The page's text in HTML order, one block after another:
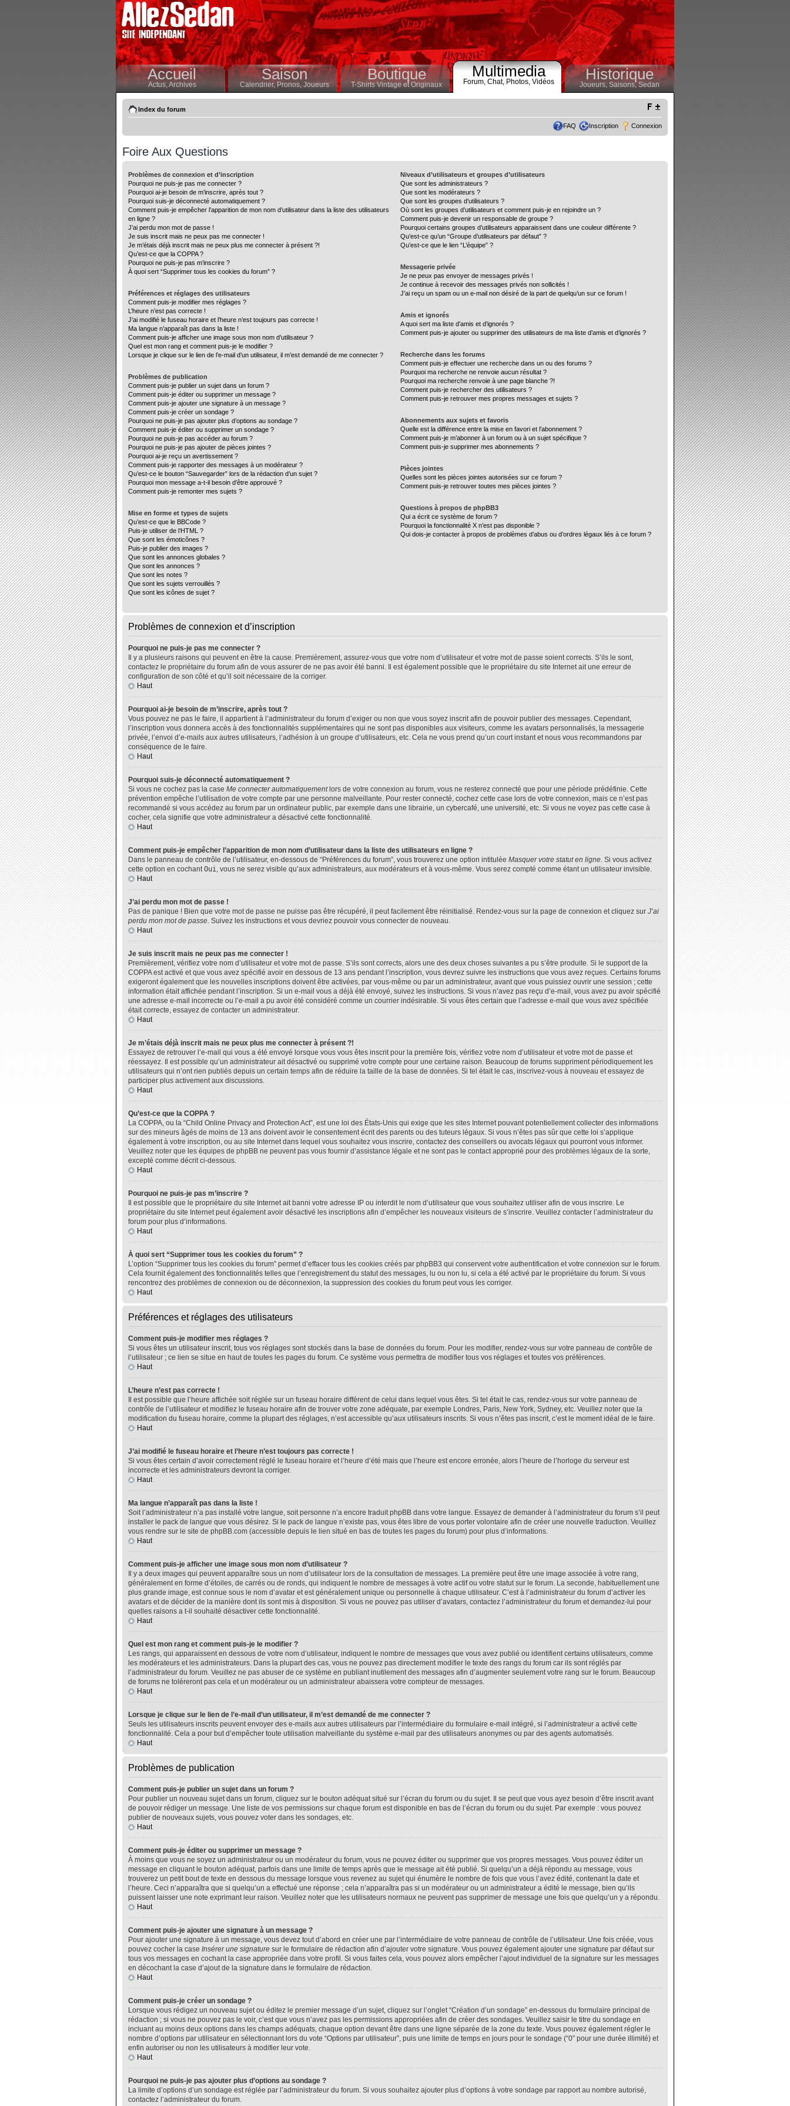
Accueil
Actus,Archives
Saison
Calendrier,Pronos, Joueurs
Boutique
T-Shirts Vintage et Originaux
Multimedia
Forum, Chat, Photos, Vidéos Historique
Joueurs, Saisons,Sedan
Index du forum
FAQ Inscription Connexion
Foire Aux Questions
Problèmes de connexion et d’inscription
Pourquoi ne puis-je pas me connecter ?
Pourquoi ai-je besoin de m’inscrire, après tout ?
Pourquoi suis-je déconnecté automatiquement ?
Comment puis-je empêcher l’apparition de mon nom d’utilisateur dans la liste des utilisateurs
en ligne ?
J’ai perdu mon mot de passe !
Je suis inscrit mais ne peux pas me connecter !
Je m’étais déjà inscrit mais ne peux plus me connecter à présent ?!
Qu’est-ce que la COPPA ?
Pourquoi ne puis-je pas m’inscrire ?
À quoi sert “Supprimer tous les cookies du forum” ?
Préférences et réglages des utilisateurs
Comment puis-je modifier mes réglages ?
L’heure n’est pas correcte !
J’ai modifié le fuseau horaire et l’heure n’est toujours pas correcte !
Ma langue n’apparaît pas dans la liste !
Comment puis-je afficher une image sous mon nom d’utilisateur ?
Quel est mon rang et comment puis-je le modifier ?
Lorsque je clique sur le lien de l’e-mail d’un utilisateur, il m’est demandé de me connecter ?
Problèmes de publication
Comment puis-je publier un sujet dans un forum ?
Comment puis-je éditer ou supprimer un message ?
Comment puis-je ajouter une signature à un message ?
Comment puis-je créer un sondage ?
Pourquoi ne puis-je pas ajouter plus d’options au sondage ?
Comment puis-je éditer ou supprimer un sondage ?
Pourquoi ne puis-je pas accéder au forum ?
Pourquoi ne puis-je pas ajouter de pièces jointes ?
Pourquoi ai-je reçu un avertissement ?
Comment puis-je rapporter des messages à un modérateur ?
Qu’est-ce le bouton “Sauvegarder” lors de la rédaction d’un sujet ?
Pourquoi mon message a-t-il besoin d’être approuvé ?
Comment puis-je remonter mes sujets ?
Mise en forme et types de sujets
Qu’est-ce que le BBCode ?
Puis-je utiliser de l’HTML ?
Que sont les émoticônes ?
Puis-je publier des images ?
Que sont les annonces globales ?
Que sont les annonces ?
Que sont les notes ?
Que sont les sujets verrouillés ?
Que sont les icônes de sujet ?
Niveaux d’utilisateurs et groupes d’utilisateurs
Que sont les administrateurs ?
Que sont les modérateurs ?
Que sont les groupes d’utilisateurs ?
Où sont les groupes d’utilisateurs et comment puis-je en rejoindre un ?
Comment puis-je devenir un responsable de groupe ?
Pourquoi certains groupes d’utilisateurs apparaissent dans une couleur différente ?
Qu’est-ce qu’un “Groupe d’utilisateurs par défaut” ?
Qu’est-ce que le lien “L’équipe” ?
Messagerie privée
Je ne peux pas envoyer de messages privés !
Je continue à recevoir des messages privés non sollicités !
J’ai reçu un spam ou un e-mail non désiré de la part de quelqu’un sur ce forum !
Amis et ignorés
A quoi sert ma liste d’amis et d’ignorés ?
Comment puis-je ajouter ou supprimer des utilisateurs de ma liste d’amis et d’ignorés ?
Recherche dans les forums
Comment puis-je effectuer une recherche dans un ou des forums ?
Pourquoi ma recherche ne renvoie aucun résultat ?
Pourquoi ma recherche renvoie à une page blanche ?!
Comment puis-je rechercher des utilisateurs ?
Comment puis-je retrouver mes propres messages et sujets ?
Abonnements aux sujets et favoris
Quelle est la différence entre la mise en favori et l’abonnement ?
Comment puis-je m’abonner à un forum ou à un sujet spécifique ?
Comment puis-je supprimer mes abonnements ?
Pièces jointes
Quelles sont les pièces jointes autorisées sur ce forum ?
Comment puis-je retrouver toutes mes pièces jointes ?
Questions à propos de phpBB3
Qui a écrit ce système de forum ?
Pourquoi la fonctionnalité X n’est pas disponible ?
Qui dois-je contacter à propos de problèmes d’abus ou d’ordres légaux liés à ce forum ?
Problèmes de connexion et d’inscription
Pourquoi ne puis-je pas me connecter ?
Il y a plusieurs raisons qui peuvent en être la cause. Premièrement, assurez-vous que votre nom d’utilisateur et votre mot de passe soient corrects. S’ils le sont,
contactez le propriétaire du forum afin de vous assurer de ne pas avoir été banni. Il est également possible que le propriétaire du site Internet ait une erreur de
configuration de son côté et qu’il soit nécessaire de la corriger.
Haut
Pourquoi ai-je besoin de m’inscrire, après tout ?
Vous pouvez ne pas le faire, il appartient à l’administrateur du forum d’exiger ou non que vous soyez inscrit afin de pouvoir publier des messages. Cependant,
l’inscription vous donnera accès à des fonctionnalités supplémentaires qui ne sont pas disponibles aux visiteurs, comme les avatars personnalisés, la messagerie
privée, l’envoi d’e-mails aux autres utilisateurs, l’adhésion à un groupe d’utilisateurs, etc. Cela ne vous prend qu’un court instant et nous vous recommandons par
conséquence de le faire.
Haut
Pourquoi suis-je déconnecté automatiquement ?
Si vous ne cochez pas la case Me connecter automatiquementlors de votre connexion au forum, vous ne resterez connecté que pour une période prédéfinie. Cette
prévention empêche l’utilisation de votre compte par une personne malveillante. Pour rester connecté, cochez cette case lors de votre connexion, mais ce n’est pas
recommandé si vous accédez au forum par un ordinateur public, par exemple dans une librairie, un cybercafé, une université, etc. Si vous ne voyez pas cette case à
cocher, cela signifie que votre administrateur a désactivé cette fonctionnalité.
Haut
Comment puis-je empêcher l’apparition de mon nom d’utilisateur dans la liste des utilisateurs en ligne ?
Dans le panneau de contrôle de l’utilisateur, en-dessous de “Préférences du forum”, vous trouverez une option intitulée Masquer votre statut en ligne. Si vous activez
cette option en cochantOui, vous ne serez visible qu’aux administrateurs, aux modérateurs et à vous-même. Vous serez compté comme étant un utilisateur invisible.
Haut
J’ai perdu mon mot de passe !
Pas de panique ! Bien que votre mot de passe ne puisse pas être récupéré, il peut facilement être réinitialisé. Rendez-vous sur la page de connexion et cliquez sur J’ai
perdu mon mot de passe. Suivez les instructions et vous devriez pouvoir vous connecter de nouveau.
Haut
Je suis inscrit mais ne peux pas me connecter !
Premièrement, vérifiez votre nom d’utilisateur et votre mot de passe. S’ils sont corrects, alors une des deux choses suivantes a pu s’être produite. Si le support de la
COPPA est activé et que vous avez spécifié avoir en dessous de 13 ans pendant l’inscription, vous devrez suivre les instructions que vous avez reçues. Certains forums
exigeront également que les nouvelles inscriptions doivent être activées, par vous-même ou par un administrateur, avant que vous puissiez ouvrir une session ; cette
information était affichée pendant l’inscription. Si un e-mail vous a déjà été envoyé, suivez les instructions. Si vous n’avez pas reçu d’e-mail, vous avez pu avoir spécifié
une adresse e-mail incorrecte ou l’e-mail a pu avoir été considéré comme un courrier indésirable. Si vous êtes certain que l’adresse e-mail que vous avez spécifiée
était correcte, essayez de contacter un administrateur.
Haut
Je m’étais déjà inscrit mais ne peux plus me connecter à présent ?!
Essayez de retrouver l’e-mail qui vous a été envoyé lorsque vous vous êtes inscrit pour la première fois, vérifiez votre nom d’utilisateur et votre mot de passe et
réessayez. Il est possible qu’un administrateur ait désactivé ou supprimé votre compte pour une certaine raison. Beaucoup de forums suppriment périodiquement les
utilisateurs qui n’ont rien publiés depuis un certain temps afin de réduire la taille de la base de données. Si tel était le cas, inscrivez-vous à nouveau et essayez de
participer plus activement aux discussions.
Haut
Qu’est-ce que la COPPA ?
La COPPA, ou la “Child Online Privacy and Protection Act”, est une loi des États-Unis qui exige que les sites Internet pouvant potentiellement collecter des informations
sur des mineurs âgés de moins de 13 ans doivent avoir le consentement écrit des parents ou des tuteurs légaux. Si vous n’êtes pas sûr que cette loi s’applique
également à votre inscription, ou au site Internet dans lequel vous souhaitez vous inscrire, contactez des conseillers ou avocats légaux qui pourront vous informer.
Veuillez noter que les équipes de phpBB ne peuvent pas vous fournir d’assistance légale et ne sont pas le contact approprié pour des problèmes légaux de la sorte,
excepté comme décrit ci-dessous.
Haut
Pourquoi ne puis-je pas m’inscrire ?
Il est possible que le propriétaire du site Internet ait banni votre adresse IP ou interdit le nom d’utilisateur que vous souhaitez utiliser afin de vous inscrire. Le
propriétaire du site Internet peut également avoir désactivé les inscriptions afin d’empêcher les nouveaux visiteurs de s’inscrire. Veuillez contacter l’administrateur du
forum pour plus d’informations.
Haut
À quoi sert “Supprimer tous les cookies du forum” ?
L’option “Supprimer tous les cookies du forum” permet d’effacer tous les cookies créés par phpBB3 qui conservent votre authentification et votre connexion sur le forum.
Cela fournit également des fonctionnalités telles que l’enregistrement du statut des messages, lu ou non lu, si cela a été activé par le propriétaire du forum. Si vous
rencontrez des problèmes de connexion ou de déconnexion, la suppression des cookies du forum peut vous les corriger.
Haut
Préférences et réglages des utilisateurs
Comment puis-je modifier mes réglages ?
Si vous êtes un utilisateur inscrit, tous vos réglages sont stockés dans la base de données du forum. Pour les modifier, rendez-vous sur votre panneau de contrôle de
l’utilisateur ; ce lien se situe en haut de toutes les pages du forum. Ce système vous permettra de modifier tous vos réglages et toutes vos préférences.
Haut
L’heure n’est pas correcte !
Il est possible que l’heure affichée soit réglée sur un fuseau horaire différent de celui dans lequel vous êtes. Si tel était le cas, rendez-vous sur votre panneau de
contrôle de l’utilisateur et modifiez le fuseau horaire afin de trouver votre zone adéquate, par exemple Londres, Paris, New York, Sydney, etc. Veuillez noter que la
modification du fuseau horaire, comme la plupart des réglages, n’est accessible qu’aux utilisateurs inscrits. Si vous n’êtes pas inscrit, c’est le moment idéal de le faire.
Haut
J’ai modifié le fuseau horaire et l’heure n’est toujours pas correcte !
Si vous êtes certain d’avoir correctement réglé le fuseau horaire et l’heure d’été mais que l’heure est encore erronée, alors l’heure de l’horloge du serveur est
incorrecte et les administrateurs devront la corriger.
Haut
Ma langue n’apparaît pas dans la liste !
Soit l’administrateur n’a pas installé votre langue, soit personne n’a encore traduit phpBB dans votre langue. Essayez de demander à l’administrateur du forum s’il peut
installer le pack de langue que vous désirez. Si le pack de langue n’existe pas, vous êtes libre de vous porter volontaire afin de créer une nouvelle traduction. Veuillez
vous rendre sur le site de phpBB.com (accessible depuis le lien situé en bas de toutes les pages du forum) pour plus d’informations.
Haut
Comment puis-je afficher une image sous mon nom d’utilisateur ?
Il y a deux images qui peuvent apparaître sous un nom d’utilisateur lors de la consultation de messages. La première peut être une image associée à votre rang,
généralement en forme d’étoiles, de carrés ou de ronds, qui indiquent le nombre de messages à votre actif ou votre statut sur le forum. La seconde, habituellement une
plus grande image, est connue sous le nom d’avatar et est généralement unique ou personnelle à chaque utilisateur. C’est à l’administrateur du forum d’activer les
avatars et de décider de la manière dont ils sont mis à disposition. Si vous ne pouvez pas utiliser d’avatars, contactez l’administrateur du forum et demandez-lui pour
quelles raisons a t-il souhaité désactiver cette fonctionnalité.
Haut
Quel est mon rang et comment puis-je le modifier ?
Les rangs, qui apparaissent en dessous de votre nom d’utilisateur, indiquent le nombre de messages que vous avez publié ou identifient certains utilisateurs, comme
les modérateurs et les administrateurs. Dans la plupart des cas, vous ne pouvez pas directement modifier le texte des rangs du forum car ils sont réglés par
l’administrateur du forum. Veuillez ne pas abuser de ce système en publiant inutilement des messages afin d’augmenter seulement votre rang sur le forum. Beaucoup
de forums ne toléreront pas cela et un modérateur ou un administrateur abaissera votre compteur de messages.
Haut
Lorsque je clique sur le lien de l’e-mail d’un utilisateur, il m’est demandé de me connecter ?
Seuls les utilisateurs inscrits peuvent envoyer des e-mails aux autres utilisateurs par l’intermédiaire du formulaire e-mail intégré, si l’administrateur a activé cette
fonctionnalité. Cela a pour but d’empêcher toute utilisation malveillante du système e-mail par des utilisateurs anonymes ou par des agents automatisés.
Haut
Problèmes de publication
Comment puis-je publier un sujet dans un forum ?
Pour publier un nouveau sujet dans un forum, cliquez sur le bouton adéquat situé sur l’écran du forum ou du sujet. Il se peut que vous ayez besoin d’être inscrit avant
de pouvoir rédiger un message. Une liste de vos permissions sur chaque forum est disponible en bas de l’écran du forum ou du sujet. Par exemple : vous pouvez
publier de nouveaux sujets, vous pouvez voter dans les sondages, etc.
Haut
Comment puis-je éditer ou supprimer un message ?
À moins que vous ne soyez un administrateur ou un modérateur du forum, vous ne pouvez éditer ou supprimer que vos propres messages. Vous pouvez éditer un
message en cliquant le bouton adéquat, parfois dans une limite de temps après que le message ait été publié. Si quelqu’un a déjà répondu au message, vous
trouverez un petit bout de texte en dessous du message lorsque vous revenez au sujet qui énumère le nombre de fois que vous l’avez édité, contenant la date et
l’heure. Ceci n’apparaîtra que si quelqu’un a effectué une réponse ; cela n’apparaîtra pas si un modérateur ou un administrateur a édité le message, bien qu’ils
puissent laisser une note exprimant leur raison. Veuillez noter que les utilisateurs normaux ne peuvent pas supprimer de message une fois que quelqu’un y a répondu.
Haut
Comment puis-je ajouter une signature à un message ?
Pour ajouter une signature à un message, vous devez tout d’abord en créer une par l’intermédiaire de votre panneau de contrôle de l’utilisateur. Une fois créée, vous
pouvez cocher la case Insérer une signature sur le formulaire de rédaction afin d’ajouter votre signature. Vous pouvez également ajouter une signature par défaut sur
tous vos messages en cochant la case appropriée dans votre profil. Si vous faites cela, vous pouvez alors empêcher l’ajout individuel de la signature sur les messages
en décochant la case d’ajout de la signature dans le formulaire de rédaction.
Haut
Comment puis-je créer un sondage ?
Lorsque vous rédigez un nouveau sujet ou éditez le premier message d’un sujet, cliquez sur l’onglet “Création d’un sondage” en-dessous du formulaire principal de
rédaction ; si vous ne pouvez pas le voir, c’est que vous n’avez pas les permissions appropriées afin de créer des sondages. Veuillez saisir le titre du sondage en
incluant au moins deux options dans les champs adéquats, chaque option devant être dans une ligne séparée de la zone du texte. Vous pouvez également régler le
nombre d’options par utilisateur en sélectionnant lors du vote “Options par utilisateur”, puis une limite de temps en jours pour le sondage (“0” pour une durée illimité) et
enfin autoriser ou non les utilisateurs à modifier leur vote.
Haut
Pourquoi ne puis-je pas ajouter plus d’options au sondage ?
La limite d’options d’un sondage est réglée par l’administrateur du forum. Si vous souhaitez ajouter plus d’options à votre sondage par rapport au nombre autorisé,
contactez l’administrateur du forum.